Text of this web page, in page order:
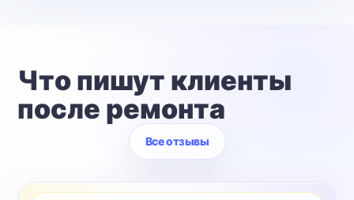
Что пишут клиенты
после ремонта
Все отзывы